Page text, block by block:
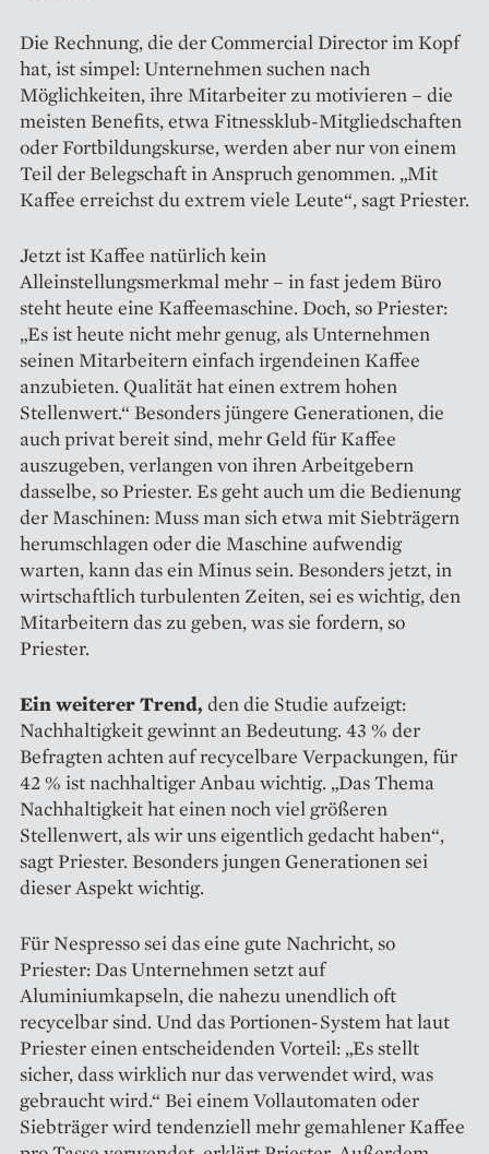
Die Rechnung, die der Com­mercial Director im Kopf
hat, ist simpel: Unternehmen suchen nach
Möglichkeiten, ihre Mitarbeiter zu motivieren – die
meisten Benefits, etwa Fitnessklub-Mitgliedschaften
oder Fort­bildungskurse, werden aber nur von einem
Teil der Belegschaft in Anspruch genommen. „Mit
Kaffee erreichst du extrem viele Leute“, sagt Priester.
Jetzt ist Kaffee natürlich kein
Alleinstellungsmerkmal mehr – in fast jedem Büro
steht heute eine Kaffeemaschine. Doch, so Priester:
„Es ist heute nicht mehr genug, als Unternehmen
seinen Mitarbeitern einfach irgendeinen Kaffee
anzubieten. Qualität hat einen extrem hohen
Stellenwert.“ Besonders jüngere Generationen, die
auch privat bereit sind, mehr Geld für Kaffee
auszugeben, ver­langen von ihren Arbeitgebern
dasselbe, so Priester. Es geht auch um die Bedienung
der Maschinen: Muss man sich etwa mit Siebträgern
herumschlagen oder die Maschine aufwendig
warten, kann das ein Minus sein. Besonders jetzt, in
wirtschaftlich turbulenten Zeiten, sei es wichtig, den
Mitarbeitern das zu geben, was sie fordern, so
Priester.
Ein weiterer Trend, den die Studie aufzeigt:
Nachhaltigkeit gewinnt an Bedeutung. 43 % der
Befragten achten auf recycelbare Verpackungen, für
42 % ist nachhaltiger Anbau wichtig. „Das Thema
Nachhaltigkeit hat einen noch viel größeren
Stellenwert, als wir uns eigentlich gedacht haben“,
sagt Priester. Besonders jungen Generationen sei
dieser Aspekt wichtig.
Für Nespresso sei das eine gute Nachricht, so
Priester: Das Unternehmen setzt auf
Aluminiumkapseln, die nahezu unendlich oft
recycelbar sind. Und das Portionen-System hat laut
Priester einen entscheidenden Vorteil: „Es stellt
sicher, dass wirklich nur das verwendet wird, was
gebraucht wird.“ Bei einem Vollauto­maten oder
Siebträger wird tendenziell mehr gemahlener Kaffee